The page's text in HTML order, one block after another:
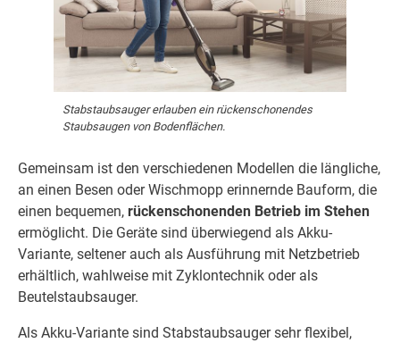
Stabstaubsauger erlauben ein rückenschonendes
Staubsaugen von Bodenflächen.
Gemeinsam ist den verschiedenen Modellen die längliche,
an einen Besen oder Wischmopp erinnernde Bauform, die
einen bequemen, rückenschonenden Betrieb im Stehen
ermöglicht. Die Geräte sind überwiegend als Akku-
Variante, seltener auch als Ausführung mit Netzbetrieb
erhältlich, wahlweise mit Zyklontechnik oder als
Beutelstaubsauger.
Als Akku-Variante sind Stabstaubsauger sehr flexibel,